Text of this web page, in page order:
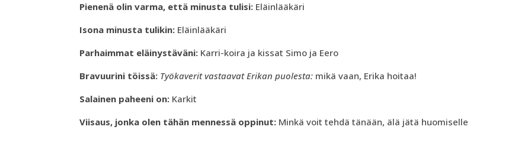
Pienenä olin varma, että minusta tulisi: Eläinlääkäri
Isona minusta tulikin: Eläinlääkäri
Parhaimmat eläinystäväni: Karri-koira ja kissat Simo ja Eero
Bravuurini töissä: Työkaverit vastaavat Erikan puolesta: mikä vaan, Erika hoitaa!
Salainen paheeni on: Karkit
Viisaus, jonka olen tähän mennessä oppinut: Minkä voit tehdä tänään, älä jätä huomiselle